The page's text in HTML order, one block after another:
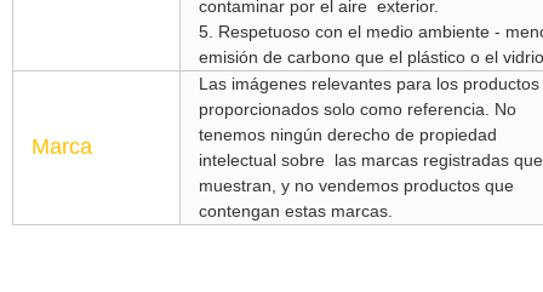
contaminar por el aire exterior.
5. Respetuoso con el medio ambiente -
emisión de carbono que el plástico o el vidrio
Marca
Las imágenes relevantes para los productos
proporcionados solo como referencia. No
tenemos ningún derecho de propiedad
intelectual sobre las marcas registradas
muestran, y no vendemos productos que
contengan estas marcas.